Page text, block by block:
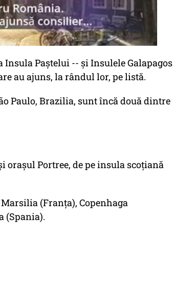
Paștelui -- și Insulele Galapagos
au ajuns, la rândul lor, pe listă.
Paulo, Brazilia, sunt încă două dintre
orașul Portree, de pe insula scoțiană
(Franța), Copenhaga
(Spania).